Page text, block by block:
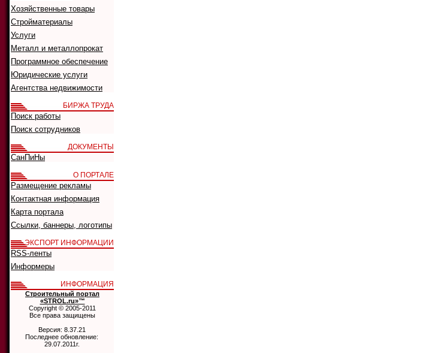
Хозяйственные товары
Стройматериалы
Услуги
Металл и металлопрокат
Программное обеспечение
Юридические услуги
Агентства недвижимости
БИРЖА ТРУДА
Поиск работы
Поиск сотрудников
ДОКУМЕНТЫ
СанПиНы
О ПОРТАЛЕ
Размещение рекламы
Контактная информация
Карта портала
Ссылки, баннеры, логотипы
ЭКСПОРТ ИНФОРМАЦИИ
RSS-ленты
Информеры
ИНФОРМАЦИЯ
Строительный портал
«STROL.ru»™
Copyright © 2005-2011
Все права защищены
Версия: 8.37.21
Последнее обновление:
29.07.2011г.